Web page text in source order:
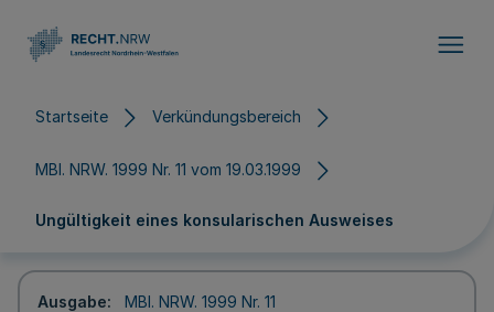
Startseite Verkündungsbereich
MBl. NRW. 1999 Nr. 11 vom 19.03.1999
Ungültigkeit eines konsularischen Ausweises
Ausgabe MBl. NRW. 1999 Nr. 11